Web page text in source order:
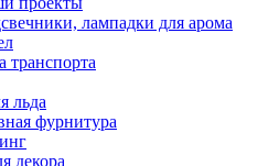
лампадки для арома
транспорта
льда
фурнитура
декора